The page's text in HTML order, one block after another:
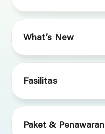
What’s New
Fasilitas
Paket & Penawaran